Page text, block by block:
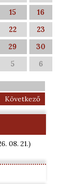
15
16
22
23
29
30
5 6
Következő
08. 21.)